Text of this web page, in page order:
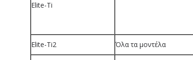
Elite-Ti
Elite-Ti2
Όλα τα μοντέλα